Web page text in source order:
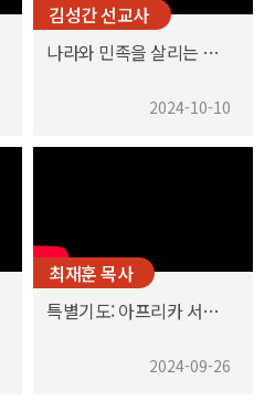
김성간 선교사
나라와 민족을 살리는 하나님의 처방
2024-10-10
최재훈 목사
특별기도: 아프리카 서해안 감비아 (Gambia)의 무슬림
2024-09-26